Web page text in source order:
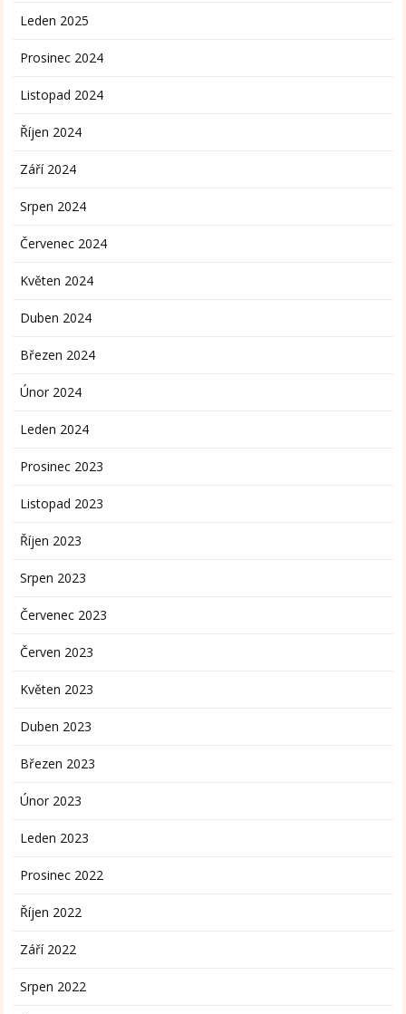
Leden 2025
Prosinec 2024
Listopad 2024
Říjen 2024
Září 2024
Srpen 2024
Červenec 2024
Květen 2024
Duben 2024
Březen 2024
Únor 2024
Leden 2024
Prosinec 2023
Listopad 2023
Říjen 2023
Srpen 2023
Červenec 2023
Červen 2023
Květen 2023
Duben 2023
Březen 2023
Únor 2023
Leden 2023
Prosinec 2022
Říjen 2022
Září 2022
Srpen 2022